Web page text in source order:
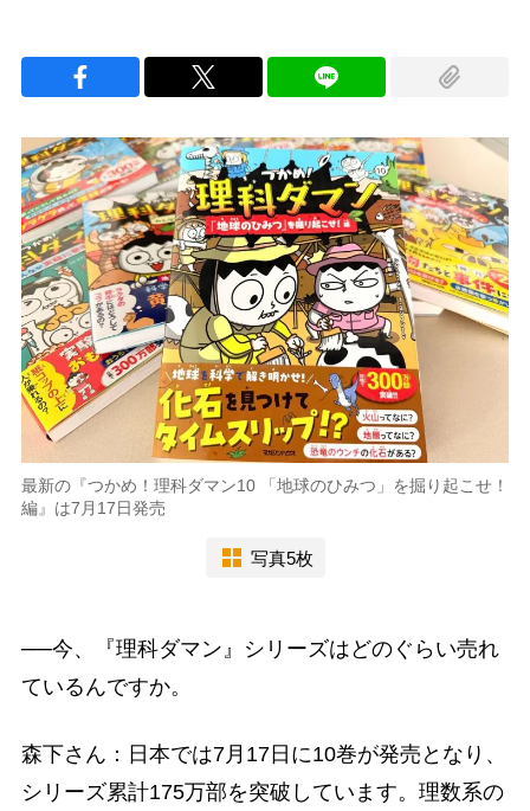
最新の『つかめ！理科ダマン10 「地球のひみつ」を掘り起こせ！
編』は7月17日発売
写真5枚
──今、『理科ダマン』シリーズはどのぐらい売れ
ているんですか。
森下さん：日本では7月17日に10巻が発売となり、
シリーズ累計175万部を突破しています。理数系の